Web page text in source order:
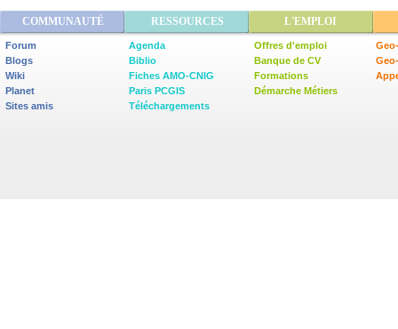
COMMUNAUTÉ RESSOURCES L'EMPLOI
Forum
Blogs
Wiki
Planet
Sites amis
Agenda
Biblio
Fiches AMO-CNIG
Paris PCGIS
Téléchargements
Offres d'emploi
Banque de CV
Formations
Démarche Métiers